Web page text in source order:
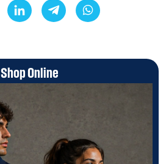
Shop Online